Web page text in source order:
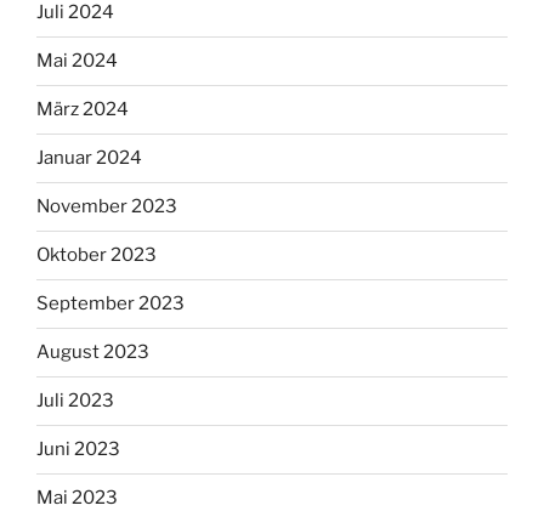
Juli 2024
Mai 2024
März 2024
Januar 2024
November 2023
Oktober 2023
September 2023
August 2023
Juli 2023
Juni 2023
Mai 2023